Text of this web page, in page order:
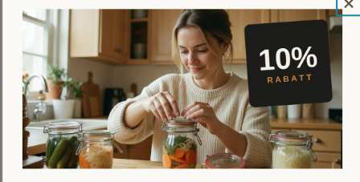
Twist-Off-Verschluss 66
mm Schwarz-Grau PVC-
frei Button
jetzt bewerten
Twist-Off-Verschluss 43
mm Gold
pasteurisationsfest
jetzt bewerten